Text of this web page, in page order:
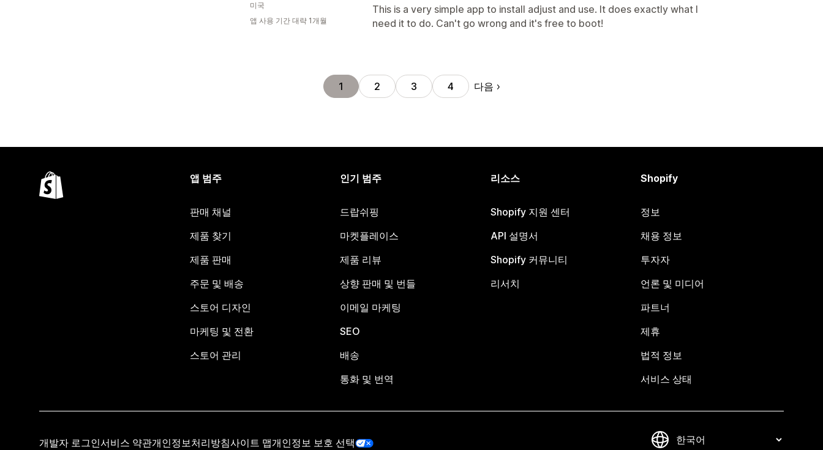
This is a very simple app to install adjust and use. It does exactly what I
need it to do. Can't go wrong and it's free to boot!
미국
앱 사용 기간 대략 1개월
1 2 3 4 다음
앱 범주
판매 채널
제품 찾기
제품 판매
주문 및 배송
스토어 디자인
마케팅 및 전환
스토어 관리
인기 범주
드랍쉬핑
마켓플레이스
제품 리뷰
상향 판매 및 번들
이메일 마케팅
SEO
배송
통화 및 번역
리소스
Shopify 지원 센터
API 설명서
Shopify 커뮤니티
리서치
Shopify
정보
채용 정보
투자자
언론 및 미디어
파트너
제휴
법적 정보
서비스 상태
개발자 로그인서비스 약관개인정보처리방침사이트 맵개인정보 보호 선택